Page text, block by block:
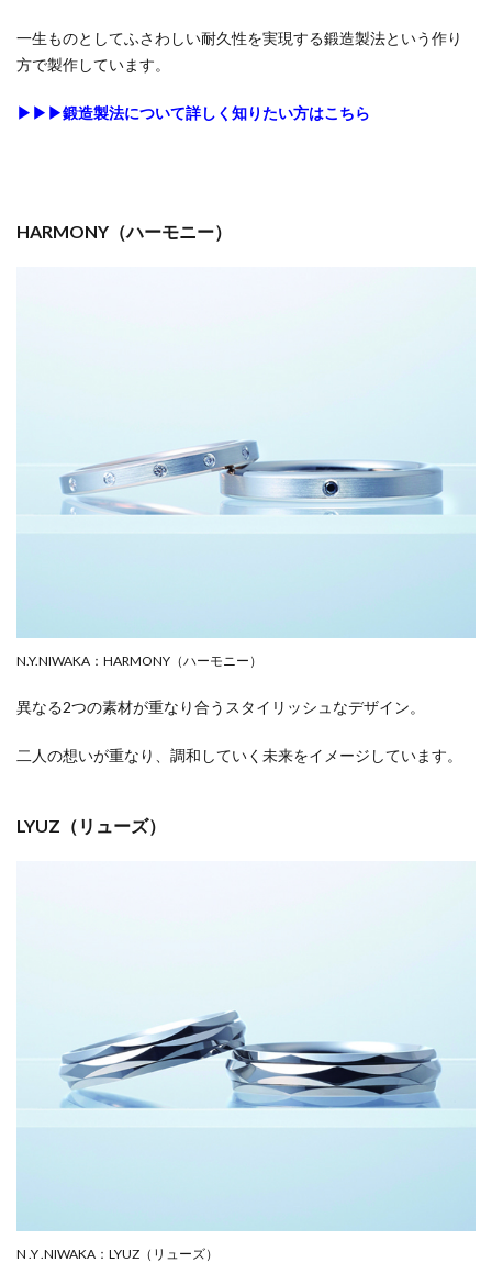
一生ものとしてふさわしい耐久性を実現する鍛造製法という作り
方で製作しています。
▶︎▶︎▶︎鍛造製法について詳しく知りたい方はこちら
HARMONY（ハーモニー）
N.Y.NIWAKA：HARMONY（ハーモニー）
異なる2つの素材が重なり合うスタイリッシュなデザイン。
二人の想いが重なり、調和していく未来をイメージしています。
LYUZ（リューズ）
N .Y .NIWAKA：LYUZ（リューズ）